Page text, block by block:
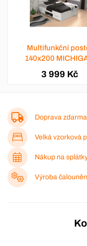
Multifunkční
140x200
3 999 Kč
Doprava
Velká vzorková
Nákup na
Výroba